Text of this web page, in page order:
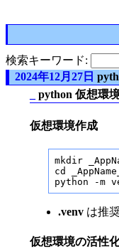
検索キーワード:
2024年12月27日
python 仮想環
仮想環境作成
mkdir
cd _AppName_
python -m
.venv は推
仮想環境の活性